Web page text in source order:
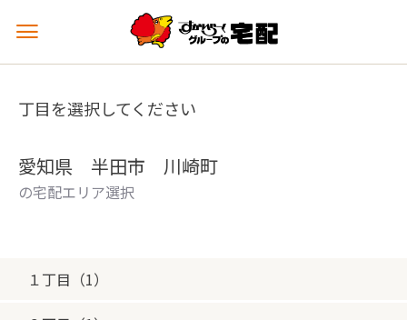
メ
ュ
を
丁目を選択してください
愛知県 半田市 川崎町
の宅配エリア選択
１丁目（1）